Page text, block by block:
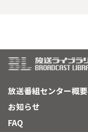
放送番組センター概要
お知らせ
FAQ